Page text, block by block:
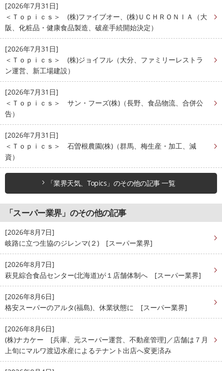
[2026年7月31日]
＜Ｔｏｐｉｃｓ＞ (株)ファイブオー、(株)ＵＣＨＲＯＮＩＡ（大
阪、化粧品・健康食品製造、破産手続開始決定）
[2026年7月31日]
＜Ｔｏｐｉｃｓ＞ (株)ジョイフル（大分、ファミリーレストラ
ン運営、新工場建設）
[2026年7月31日]
＜Ｔｏｐｉｃｓ＞ サン・フーズ(株)（長野、食品物流、合併公
告）
[2026年7月31日]
＜Ｔｏｐｉｃｓ＞ 石曽根農園(株)（群馬、梅生産・加工、減
資）
「業界天気、Topics」のその他の記事 一覧
「スーパー業界」のその他の記事
[2026年8月7日]
岐路に立つ生協のジレンマ(２) [スーパー業界]
[2026年8月7日]
萩見綜合食品センター(北海道)が１店舗体制へ [スーパー業界]
[2026年8月6日]
格安スーパーのアルタ(福島)、休業状態に [スーパー業界]
[2026年8月6日]
(株)ナカケー [兵庫、元スーパー運営、不動産管理]／店舗は７月
上旬にマルワ渡辺水産によるテナント出店へ変更済み